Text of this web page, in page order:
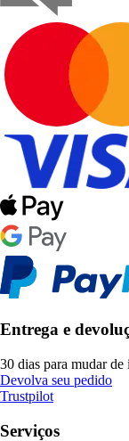
Entrega e
30 dias para mudar de
Devolva seu pedido
Trustpilot
Serviços